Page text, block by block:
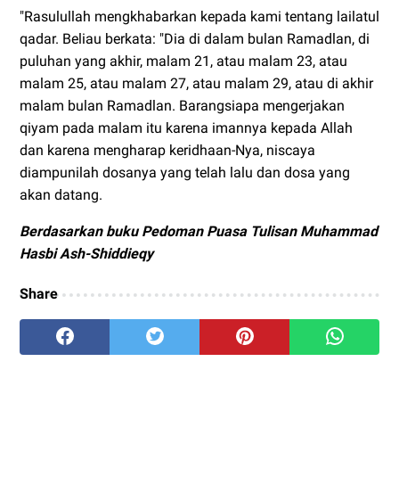
"Rasulullah mengkhabarkan kepada kami tentang lailatul
qadar. Beliau berkata: "Dia di dalam bulan Ramadlan, di
puluhan yang akhir, malam 21, atau malam 23, atau
malam 25, atau malam 27, atau malam 29, atau di akhir
malam bulan Ramadlan. Barangsiapa mengerjakan
qiyam pada malam itu karena imannya kepada Allah
dan karena mengharap keridhaan-Nya, niscaya
diampunilah dosanya yang telah lalu dan dosa yang
akan datang.
Berdasarkan buku Pedoman Puasa Tulisan Muhammad
Hasbi Ash-Shiddieqy
Share